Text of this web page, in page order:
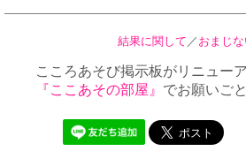
結果に関して ／ おまじ
こころあそび掲示板がリニュー
『ここあその部屋』 でお願いご